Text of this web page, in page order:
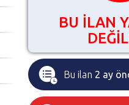
BU İLAN
Bu ilan 2 ay